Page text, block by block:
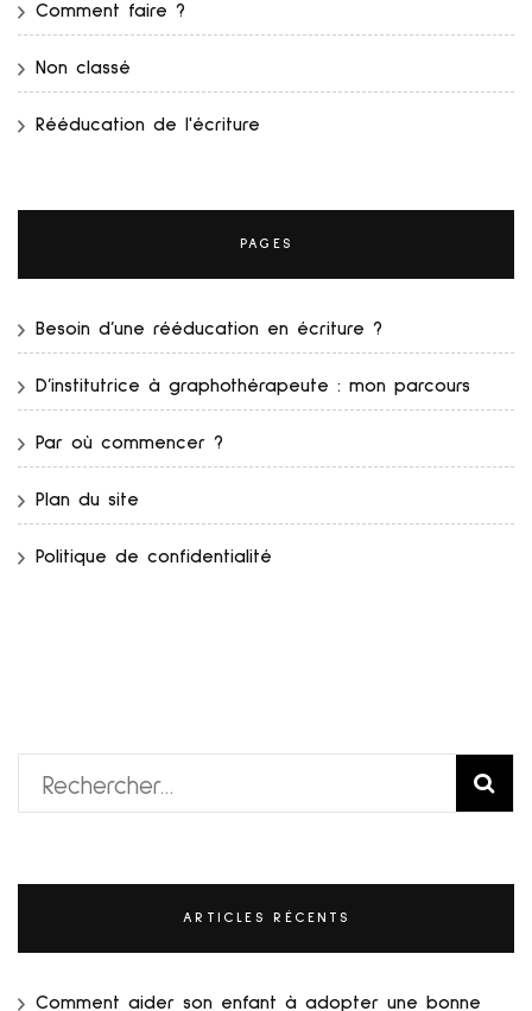
Comment faire ?
Non classé
Rééducation de l'écriture
PAGES
Besoin d’une rééducation en écriture ?
D’institutrice à graphothérapeute : mon parcours
Par où commencer ?
Plan du site
Politique de confidentialité
Rechercher :
ARTICLES RÉCENTS
Comment aider son enfant à adopter une bonne